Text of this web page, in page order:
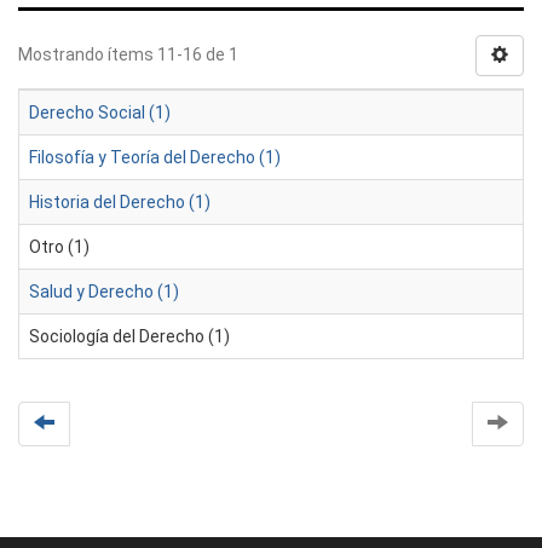
Mostrando ítems 11-16 de 1
Derecho Social (1)
Filosofía y Teoría del Derecho (1)
Historia del Derecho (1)
Otro (1)
Salud y Derecho (1)
Sociología del Derecho (1)